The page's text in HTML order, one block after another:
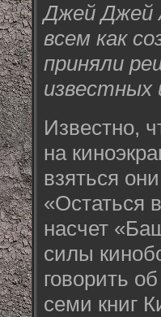
Джей Джей
всем как
приняли
известных
Известно,
на
взяться
«Остаться
насчет
силы
говорить
семи книг